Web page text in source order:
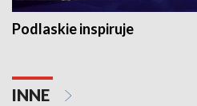
Podlaskie inspiruje
INNE